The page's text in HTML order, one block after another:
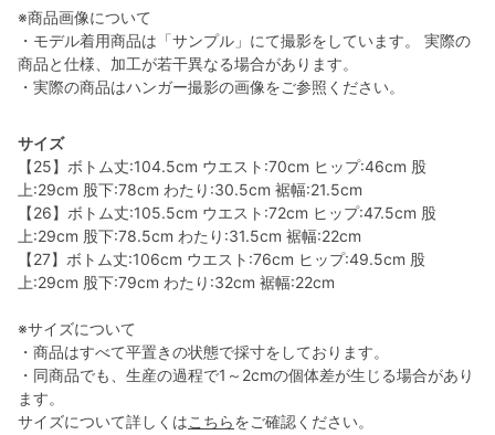
※商品画像について
・モデル着用商品は「サンプル」にて撮影をしています。 実際の
商品と仕様、加工が若干異なる場合があります。
・実際の商品はハンガー撮影の画像をご参照ください。
サイズ
【25】ボトム丈:104.5cm ウエスト:70cm ヒップ:46cm 股
上:29cm 股下:78cm わたり:30.5cm 裾幅:21.5cm
【26】ボトム丈:105.5cm ウエスト:72cm ヒップ:47.5cm 股
上:29cm 股下:78.5cm わたり:31.5cm 裾幅:22cm
【27】ボトム丈:106cm ウエスト:76cm ヒップ:49.5cm 股
上:29cm 股下:79cm わたり:32cm 裾幅:22cm
※サイズについて
・商品はすべて平置きの状態で採寸をしております。
・同商品でも、生産の過程で1～2cmの個体差が生じる場合があり
ます。
サイズについて詳しくはこちらをご確認ください。